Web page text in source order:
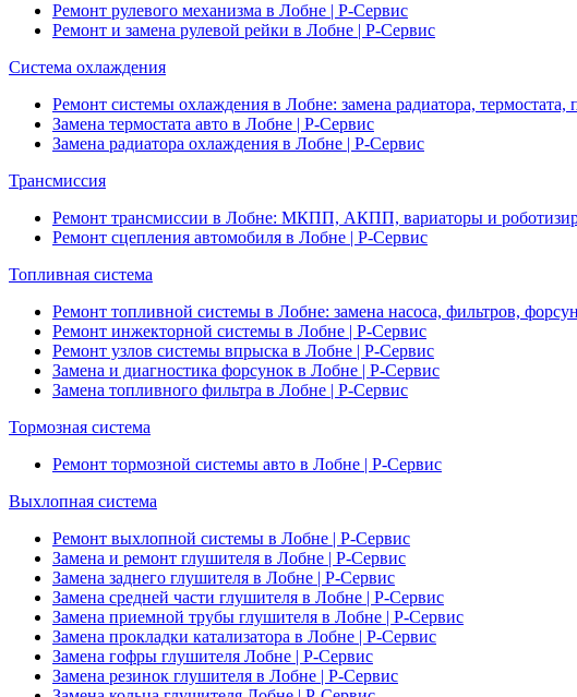
Ремонт рулевого механизма в Лобне | Р-Сервис
Ремонт и замена рулевой рейки в Лобне | Р-Сервис
Система охлаждения
Ремонт системы охлаждения в Лобне: замена радиатора,
Замена термостата авто в Лобне | Р-Сервис
Замена радиатора охлаждения в Лобне | Р-Сервис
Трансмиссия
Ремонт трансмиссии в Лобне: МКПП, АКПП, вариаторы и
Ремонт сцепления автомобиля в Лобне | Р-Сервис
Топливная система
Ремонт топливной системы в Лобне: замена насоса, фильтров,
Ремонт инжекторной системы в Лобне | Р-Сервис
Ремонт узлов системы впрыска в Лобне | Р-Сервис
Замена и диагностика форсунок в Лобне | Р-Сервис
Замена топливного фильтра в Лобне | Р-Сервис
Тормозная система
Ремонт тормозной системы авто в Лобне | Р-Сервис
Выхлопная система
Ремонт выхлопной системы в Лобне | Р-Сервис
Замена и ремонт глушителя в Лобне | Р-Сервис
Замена заднего глушителя в Лобне | Р-Сервис
Замена средней части глушителя в Лобне | Р-Сервис
Замена приемной трубы глушителя в Лобне | Р-Сервис
Замена прокладки катализатора в Лобне | Р-Сервис
Замена гофры глушителя Лобне | Р-Сервис
Замена резинок глушителя в Лобне | Р-Сервис